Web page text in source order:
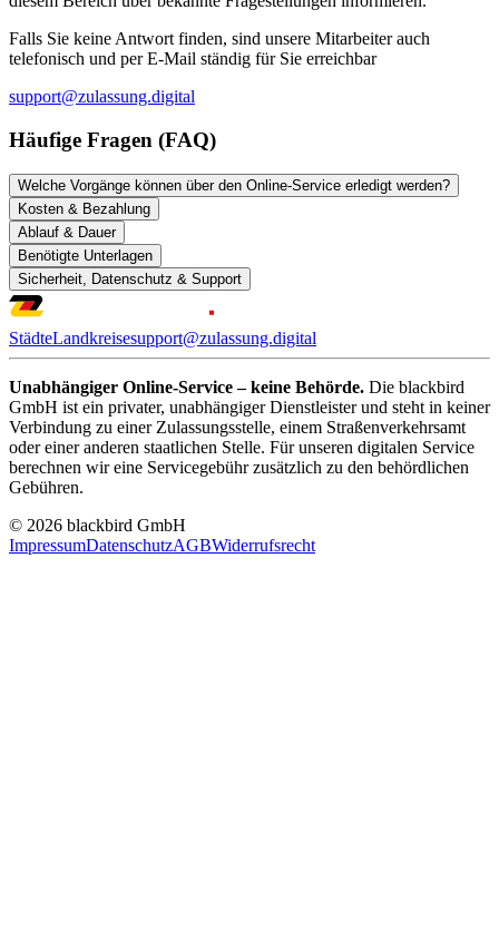
Falls Sie keine Antwort finden, sind unsere Mitarbeiter auch
telefonisch und per E-Mail ständig für Sie erreichbar
support@zulassung.digital
Häufige Fragen (FAQ)
Welche Vorgänge können über den Online-Service erledigt werden?
Kosten & Bezahlung
Ablauf & Dauer
Benötigte Unterlagen
Sicherheit, Datenschutz & Support
StädteLandkreisesupport@zulassung.digital
Unabhängiger Online-Service – keine Behörde. Die blackbird
GmbH ist ein privater, unabhängiger Dienstleister und steht in keiner
Verbindung zu einer Zulassungsstelle, einem Straßenverkehrsamt
oder einer anderen staatlichen Stelle. Für unseren digitalen Service
berechnen wir eine Servicegebühr zusätzlich zu den behördlichen
Gebühren.
© 2026 blackbird GmbH
ImpressumDatenschutzAGBWiderrufsrecht